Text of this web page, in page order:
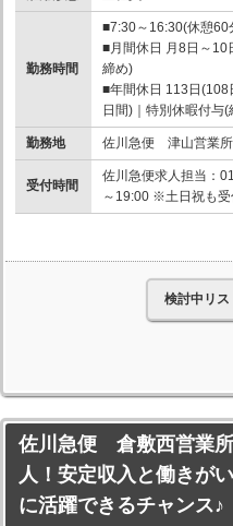
勤務時間
■7:30～16:30(休憩
■月間休日 月8日～
締め)
■年間休日 113日(108
日間)｜特別休暇付与
勤務地 佐川急便 津山営業所
受付時間
佐川急便求人担当：
～19:00 ※土日祝も
検討中リス
佐川急便 倉敷西営業
人！安定収入と働きが
に活躍できるチャンス♪